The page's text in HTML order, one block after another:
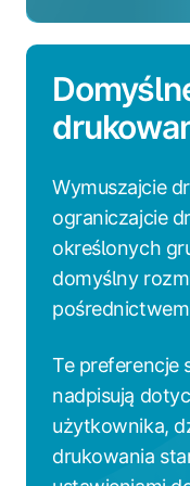
Wymuszajcie
ograniczajcie
określonych
domyślny
Te preferencje
nadpisują
użytkownika,
drukowania